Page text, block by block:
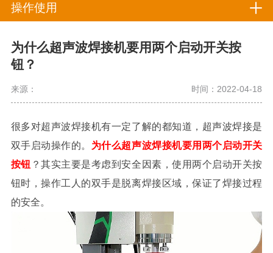
操作使用
为什么超声波焊接机要用两个启动开关按
钮？
来源： 时间：2022-04-18
很多对超声波焊接机有一定了解的都知道，超声波焊接是
双手启动操作的。 为什么超声波焊接机要用两个启动开关
按钮 ？其实主要是考虑到安全因素，使用两个启动开关按
钮时，操作工人的双手是脱离焊接区域，保证了焊接过程
的安全。